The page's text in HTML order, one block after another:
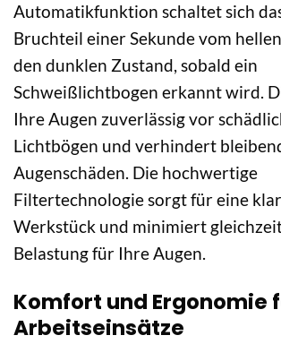
Automatikfunktion schaltet sich
Bruchteil einer Sekunde vom
den dunklen Zustand, sobald ein
Schweißlichtbogen erkannt wird.
Ihre Augen zuverlässig vor
Lichtbögen und verhindert
Augenschäden. Die hochwertige
Filtertechnologie sorgt für eine
Werkstück und minimiert
Belastung für Ihre Augen.
Komfort und Ergonomie
Arbeitseinsätze